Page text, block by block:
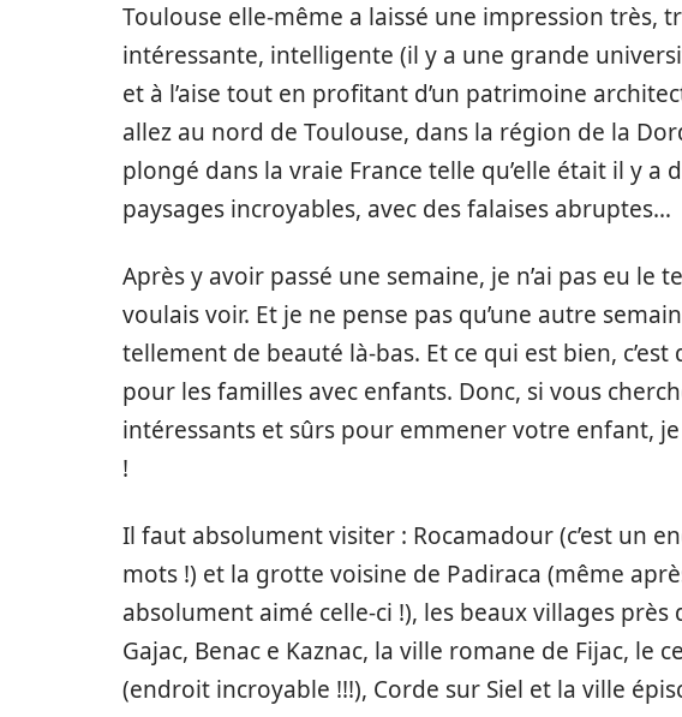
Toulouse elle-même a laissé une impression très,
intéressante, intelligente (il y a une grande
et à l’aise tout en profitant d’un patrimoine
allez au nord de Toulouse, dans la région de la
plongé dans la vraie France telle qu’elle était il y a
paysages incroyables, avec des falaises abruptes…
Après y avoir passé une semaine, je n’ai pas eu le
voulais voir. Et je ne pense pas qu’une autre
tellement de beauté là-bas. Et ce qui est bien, c’est
pour les familles avec enfants. Donc, si vous
intéressants et sûrs pour emmener votre enfant, je
!
Il faut absolument visiter : Rocamadour (c’est un
mots !) et la grotte voisine de Padiraca (même
absolument aimé celle-ci !), les beaux villages près
Gajac, Benac e Kaznac, la ville romane de Fijac, le
(endroit incroyable !!!), Corde sur Siel et la ville